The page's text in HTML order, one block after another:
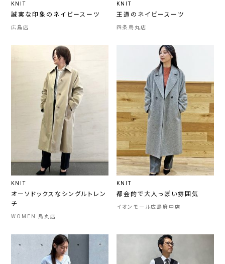
KNIT
誠実な印象のネイビースーツ
広島店
KNIT
王道のネイビースーツ
四条烏丸店
KNIT
オーソドックスなシングルトレン
チ
WOMEN 烏丸店
KNIT
都会的で大人っぽい雰囲気
イオンモール広島府中店